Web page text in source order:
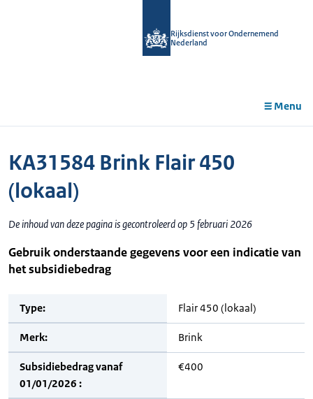
Rijksdienst voor Ondernemend
Nederland
Menu
KA31584 Brink Flair 450
(lokaal)
De inhoud van deze pagina is gecontroleerd op 5 februari 2026
Gebruik onderstaande gegevens voor een indicatie van
het subsidiebedrag
Type: Flair 450 (lokaal)
Merk: Brink
Subsidiebedrag vanaf
01/01/2026 :
€400